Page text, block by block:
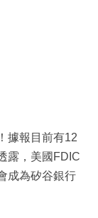
！據報目前有12
露，美國FDIC
成為矽谷銀行